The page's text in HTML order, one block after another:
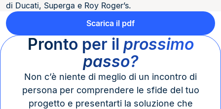
di Ducati, Superga e Roy Roger’s.
Scarica il pdf
Pronto per il prossimo
passo?
Non c’è niente di meglio di un incontro di
persona per comprendere le sfide del tuo
progetto e presentarti la soluzione che